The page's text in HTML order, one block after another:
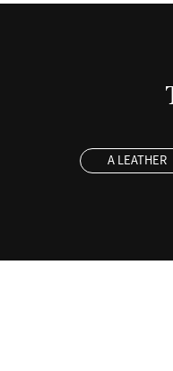
A LEATHER